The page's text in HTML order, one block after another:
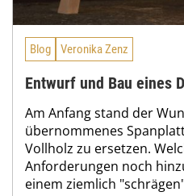
Blog Veronika Zenz
Entwurf und Bau eines
Am Anfang stand der
übernommenes
Vollholz zu ersetzen.
Anforderungen noch
einem ziemlich